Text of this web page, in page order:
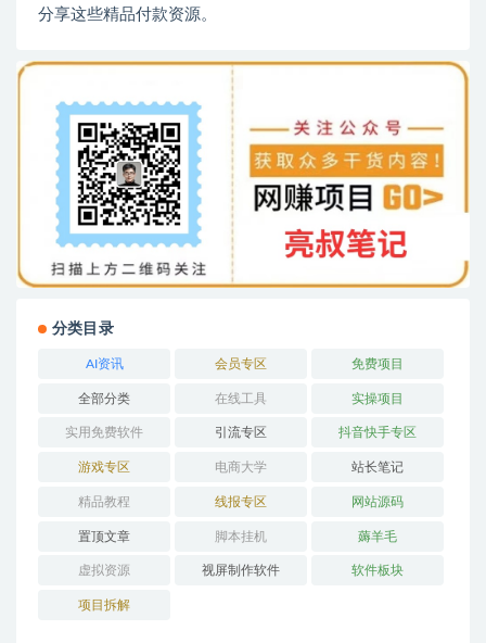
分享这些精品付款资源。
分类目录
AI资讯 会员专区 免费项目
全部分类 在线工具 实操项目
实用免费软件 引流专区 抖音快手专区
游戏专区 电商大学 站长笔记
精品教程 线报专区 网站源码
置顶文章 脚本挂机 薅羊毛
虚拟资源 视屏制作软件 软件板块
项目拆解